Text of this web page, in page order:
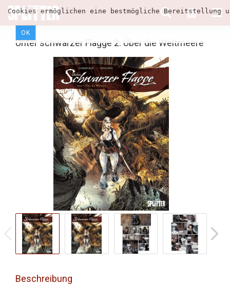
Cookies ermöglichen eine bestmögliche
OK
Unter schwarzer Flagge 2: Über die Weltmeere
Beschreibung